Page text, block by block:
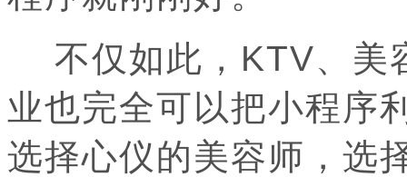
不仅如此，KTV、美
业也完全可以把小程序
选择心仪的美容师，选